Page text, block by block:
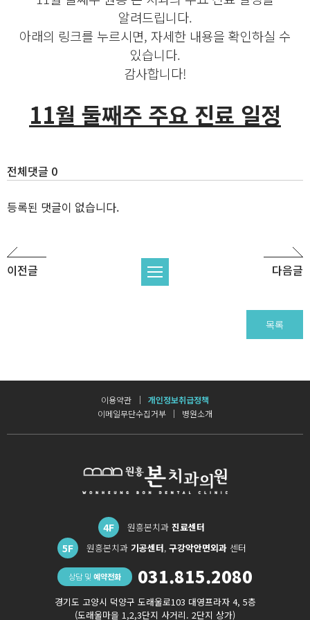
알려드립니다.
아래의 링크를 누르시면, 자세한 내용을 확인하실 수
있습니다.
감사합니다!
11월 둘째주 주요 진료 일정
전체댓글 0
등록된 댓글이 없습니다.
이전글 다음글
목록
이용약관
개인정보취급정책
이메일무단수집거부
병원소개
4F 원흥본치과 진료센터
5F 원흥본치과 기공센터, 구강악안면외과센터
상담 및 예약전화 031.815.2080
경기도 고양시 덕양구 도래울로103 대영프라자 4, 5층
(도래울마을 1,2,3단지 사거리. 2단지 상가)